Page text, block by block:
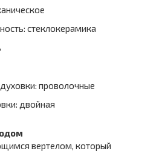
стеклокерамика
проволочные
двойная
вертелом, который